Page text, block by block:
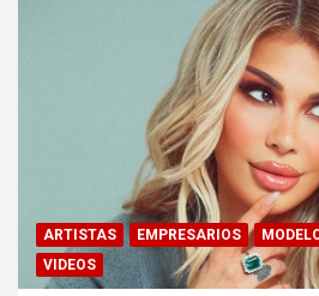
ARTISTAS EMPRESARIOS
VIDEOS